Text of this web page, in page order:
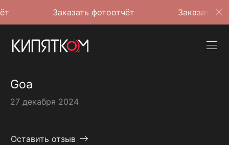
Заказать фотоотчёт Заказать фотоотчёт
Goa
27 декабря 2024
Оставить отзыв